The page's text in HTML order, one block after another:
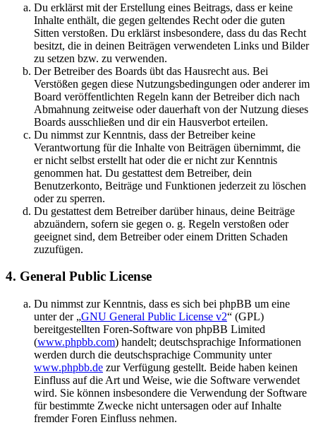
Du erklärst mit der Erstellung eines Beitrags, dass er keine
Inhalte enthält, die gegen geltendes Recht oder die guten
Sitten verstoßen. Du erklärst insbesondere, dass du das Recht
besitzt, die in deinen Beiträgen verwendeten Links und Bilder
zu setzen bzw. zu verwenden.
Der Betreiber des Boards übt das Hausrecht aus. Bei
Verstößen gegen diese Nutzungsbedingungen oder anderer im
Board veröffentlichten Regeln kann der Betreiber dich nach
Abmahnung zeitweise oder dauerhaft von der Nutzung dieses
Boards ausschließen und dir ein Hausverbot erteilen.
Du nimmst zur Kenntnis, dass der Betreiber keine
Verantwortung für die Inhalte von Beiträgen übernimmt, die
er nicht selbst erstellt hat oder die er nicht zur Kenntnis
genommen hat. Du gestattest dem Betreiber, dein
Benutzerkonto, Beiträge und Funktionen jederzeit zu löschen
oder zu sperren.
Du gestattest dem Betreiber darüber hinaus, deine Beiträge
abzuändern, sofern sie gegen o. g. Regeln verstoßen oder
geeignet sind, dem Betreiber oder einem Dritten Schaden
zuzufügen.
4. General Public License
Du nimmst zur Kenntnis, dass es sich bei phpBB um eine
unter der „GNU General Public License v2“ (GPL)
bereitgestellten Foren-Software von phpBB Limited
(www.phpbb.com) handelt; deutschsprachige Informationen
werden durch die deutschsprachige Community unter
www.phpbb.de zur Verfügung gestellt. Beide haben keinen
Einfluss auf die Art und Weise, wie die Software verwendet
wird. Sie können insbesondere die Verwendung der Software
für bestimmte Zwecke nicht untersagen oder auf Inhalte
fremder Foren Einfluss nehmen.